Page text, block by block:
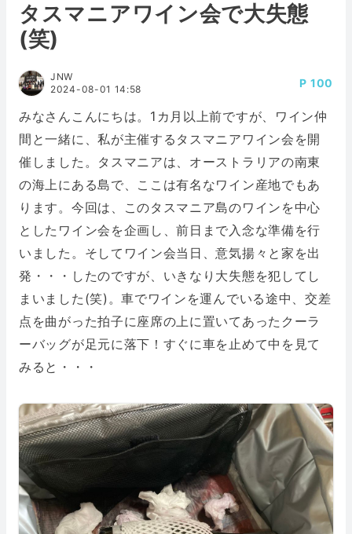
タスマニアワイン会で大失態
(笑)
JNW
2024-08-01 14:58
100
みなさんこんにちは。1カ月以上前ですが、ワイン仲
間と一緒に、私が主催するタスマニアワイン会を開
催しました。タスマニアは、オーストラリアの南東
の海上にある島で、ここは有名なワイン産地でもあ
ります。今回は、このタスマニア島のワインを中心
としたワイン会を企画し、前日まで入念な準備を行
いました。そしてワイン会当日、意気揚々と家を出
発・・・したのですが、いきなり大失態を犯してし
まいました(笑)。車でワインを運んでいる途中、交差
点を曲がった拍子に座席の上に置いてあったクーラ
ーバッグが足元に落下！すぐに車を止めて中を見て
みると・・・